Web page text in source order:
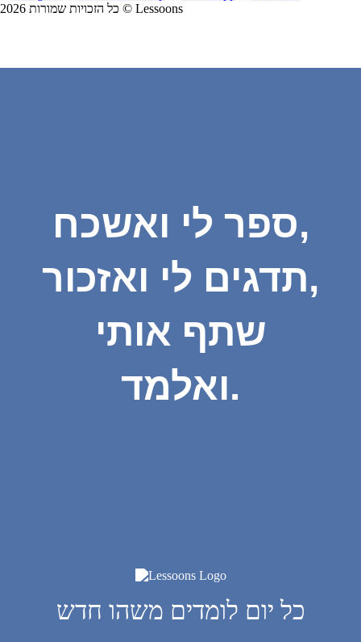
כל הזכויות שמורות 2026 © Lessoons
ספר לי ואשכח,
תדגים לי ואזכור,
שתף אותי
ואלמד.
כל יום לומדים משהו חדש